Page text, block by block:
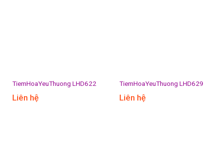
TiemHoaYeuThuong LHD622
Liên hệ
TiemHoaYeuThuong LHD629
Liên hệ